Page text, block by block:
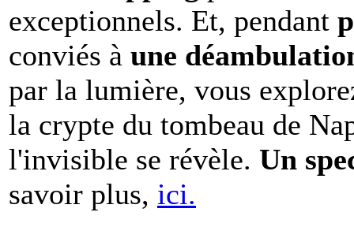
exceptionnels. Et, pendant
conviés à une
par la lumière, vous
la crypte du tombeau de
l'invisible se révèle. Un
savoir plus, ici.